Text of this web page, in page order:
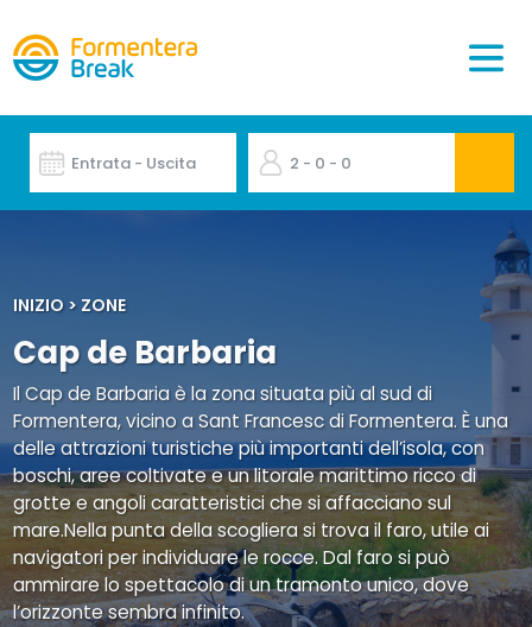
Entrata - Uscita 2 - 0 - 0
INIZIO> ZONE
Cap de Barbaria
Il Cap de Barbaria è la zona situata più al sud di
Formentera, vicino a Sant Francesc di Formentera. È una
delle attrazioni turistiche più importanti dell’isola, con
boschi, aree coltivate e un litorale marittimo ricco di
grotte e angoli caratteristici che si affacciano sul
mare.Nella punta della scogliera si trova il faro, utile ai
navigatori per individuare le rocce. Dal faro si può
ammirare lo spettacolo di un tramonto unico, dove
l’orizzonte sembra infinito.